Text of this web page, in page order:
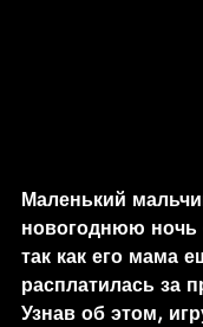
Маленький
новогоднюю ночь
так как его мама
расплатилась за
Узнав об этом,